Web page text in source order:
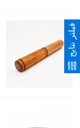
فیلتر نتایج